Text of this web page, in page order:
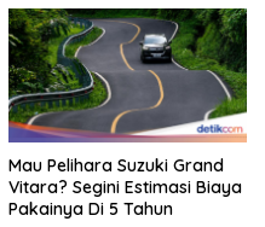
Mau Pelihara Suzuki Grand
Vitara? Segini Estimasi Biaya
Pakainya Di 5 Tahun